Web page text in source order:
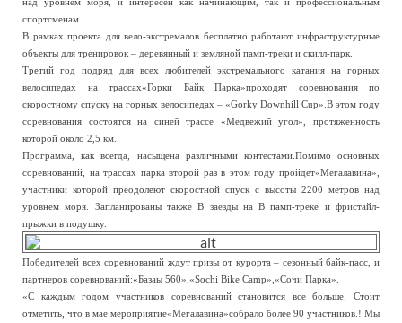
над уровнем моря, и интересен как начинающим, так и профессиональным
спортсменам.
В рамках проекта для вело-экстремалов бесплатно работают инфраструктурные
объекты для тренировок – деревянный и земляной памп-треки и скилл-парк.
Третий год подряд для всех любителей экстремального катания на горных
велосипедах на трассах«Горки Байк Парка»проходят соревнования по
скоростному спуску на горных велосипедах – «Gorky Downhill Cup».В этом году
соревнования состоятся на синей трассе «Медвежий угол», протяженность
которой около 2,5 км.
Программа, как всегда, насыщена различными контестами.Помимо основных
соревнований, на трассах парка второй раз в этом году пройдет«Мегалавина»,
участники которой преодолеют скоростной спуск с высоты 2200 метров над
уровнем моря. Запланированы также В заезды на В памп-треке и фристайл-
прыжки в подушку.
Победителей всех соревнований ждут призы от курорта – сезонный байк-пасс, и
партнеров соревнований:«Базаы 560»,«Sochi Bike Camp»,«Сочи Парка».
«С каждым годом участников соревнований становится все больше. Стоит
отметить, что в мае мероприятие«Мегалавина»собрало более 90 участников.! Мы